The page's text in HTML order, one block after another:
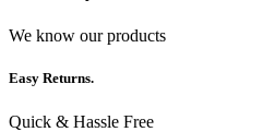
We know our products
Easy Returns.
Quick & Hassle Free